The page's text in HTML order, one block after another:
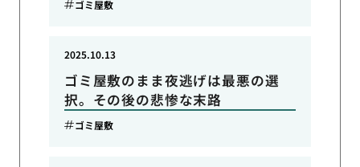
ゴミ屋敷
ゴミ屋敷のまま夜逃げは最悪の選
択。その後の悲惨な末路
2025.10.13
ゴミ屋敷